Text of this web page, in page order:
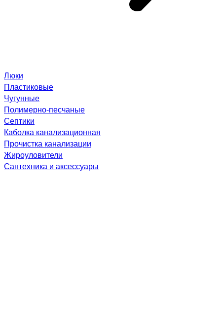
Люки
Пластиковые
Чугунные
Полимерно-песчаные
Септики
Каболка канализационная
Прочистка канализации
Жироуловители
Сантехника и аксессуары